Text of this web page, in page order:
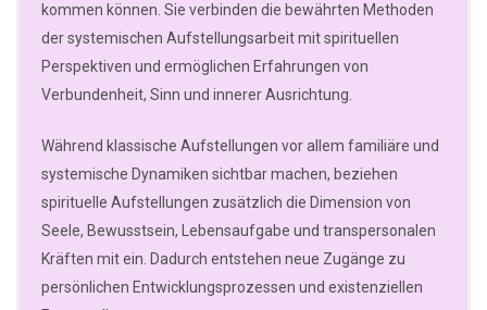
kommen können. Sie verbinden die bewährten Methoden
der systemischen Aufstellungsarbeit mit spirituellen
Perspektiven und ermöglichen Erfahrungen von
Verbundenheit, Sinn und innerer Ausrichtung.
Während klassische Aufstellungen vor allem familiäre und
systemische Dynamiken sichtbar machen, beziehen
spirituelle Aufstellungen zusätzlich die Dimension von
Seele, Bewusstsein, Lebensaufgabe und transpersonalen
Kräften mit ein. Dadurch entstehen neue Zugänge zu
persönlichen Entwicklungsprozessen und existenziellen